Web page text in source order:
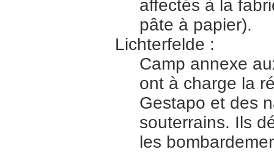
affectés à la
pâte à papier).
Lichterfelde :
Camp annexe
ont à charge la
Gestapo et des
souterrains. Ils
les